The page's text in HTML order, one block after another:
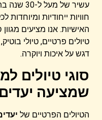
עשיר של
חוויות ייחודיות
האישיות. אנו מציעים מגוון
טיולים פרטיים, טיולי
דגש על איכות ויוקרה.
סוגי טיולים
שמציעה
הטיולים הפרטיים של